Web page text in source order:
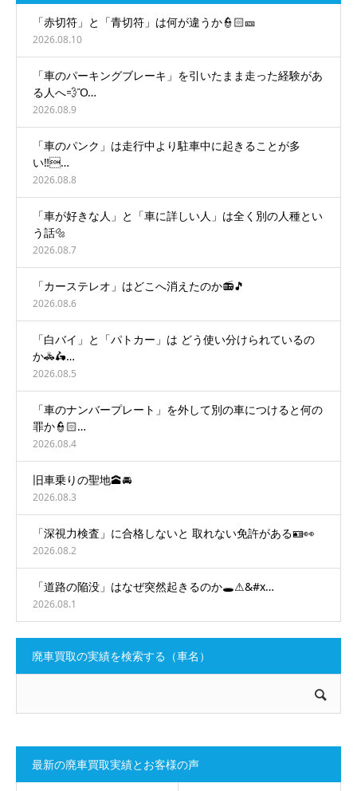
「赤切符」と「青切符」は何が違うか👮🏻🎫
2026.08.10
「車のパーキングブレーキ」を引いたまま走った経験があ
る人へ💨Ὂ…
2026.08.9
「車のパンク」は走行中より駐車中に起きることが多
い‼️…
2026.08.8
「車が好きな人」と「車に詳しい人」は全く別の人種とい
う話🔩
2026.08.7
「カーステレオ」はどこへ消えたのか📻🎵
2026.08.6
「白バイ」と「パトカー」は どう使い分けられているの
か🚓🛵…
2026.08.5
「車のナンバープレート」を外して別の車につけると何の
罪か👮🏻…
2026.08.4
旧車乗りの聖地🕋🚘
2026.08.3
「深視力検査」に合格しないと 取れない免許がある🪪👀
2026.08.2
「道路の陥没」はなぜ突然起きるのか🕳️⚠&#x…
2026.08.1
廃車買取の実績を検索する（車名）
最新の廃車買取実績とお客様の声